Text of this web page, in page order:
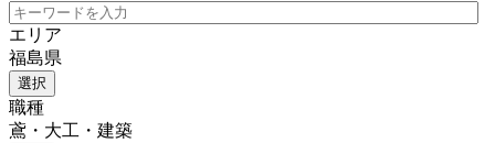
エリア
福島県
選択
職種
鳶・大工・建築